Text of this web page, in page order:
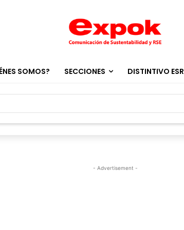
SOMOS? SECCIONES DISTINTIVO ESR
- Advertisement -